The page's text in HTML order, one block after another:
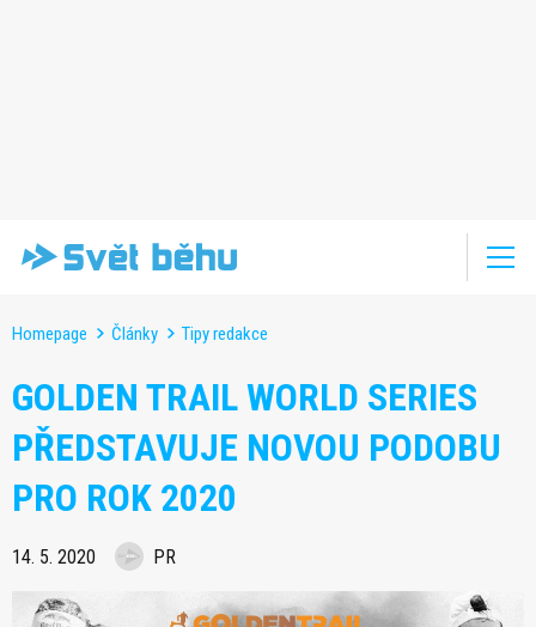
Homepage Články Tipy redakce
GOLDEN TRAIL WORLD SERIES
PŘEDSTAVUJE NOVOU PODOBU
PRO ROK 2020
14. 5. 2020 PR